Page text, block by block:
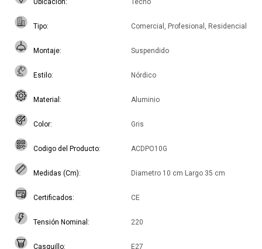
Ubicación Techo
Tipo Comercial, Profesional, Residencial
Montaje Suspendido
Estilo Nórdico
Material Aluminio
Color Gris
Codigo del Producto ACDPO10G
Medidas (Cm) Diametro 10 cm Largo 35 cm
Certificados CE
Tensión Nominal 220
Casquillo E27